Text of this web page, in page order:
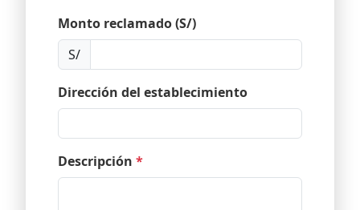
Monto reclamado (S/)
S/
Dirección del establecimiento
Descripción *